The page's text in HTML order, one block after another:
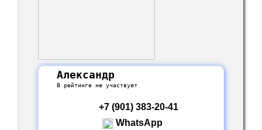
Александр
В рейтинге не участвует
+7 (901) 383-20-41
WhatsApp